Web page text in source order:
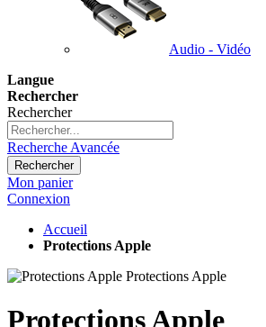
Audio - Vidéo
Langue
Rechercher
Rechercher
Recherche Avancée
Rechercher
Mon panier
Connexion
Accueil
Protections Apple
Protections Apple